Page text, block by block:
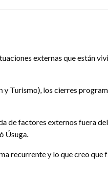
externas que están
Turismo), los cierres
de factores externos fuera
Úsuga.
recurrente y lo que creo